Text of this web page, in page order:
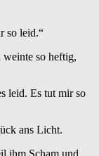
so leid.“
weinte so heftig,
leid. Es tut mir so
ans Licht.
ihm Scham und